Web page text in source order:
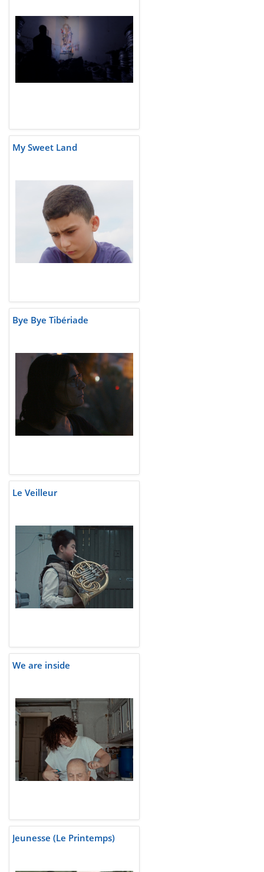
My Sweet Land
Bye Bye Tibériade
Le Veilleur
We are inside
Jeunesse (Le Printemps)